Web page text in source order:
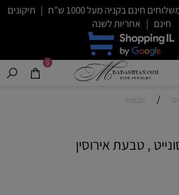
משלוחים מהירים | משלוחים חינם בקניה מעל 1000 ש"ח | תיקונים
חינם | אחריות לשנה
0
/ טבעות
, טבעת אירוסין